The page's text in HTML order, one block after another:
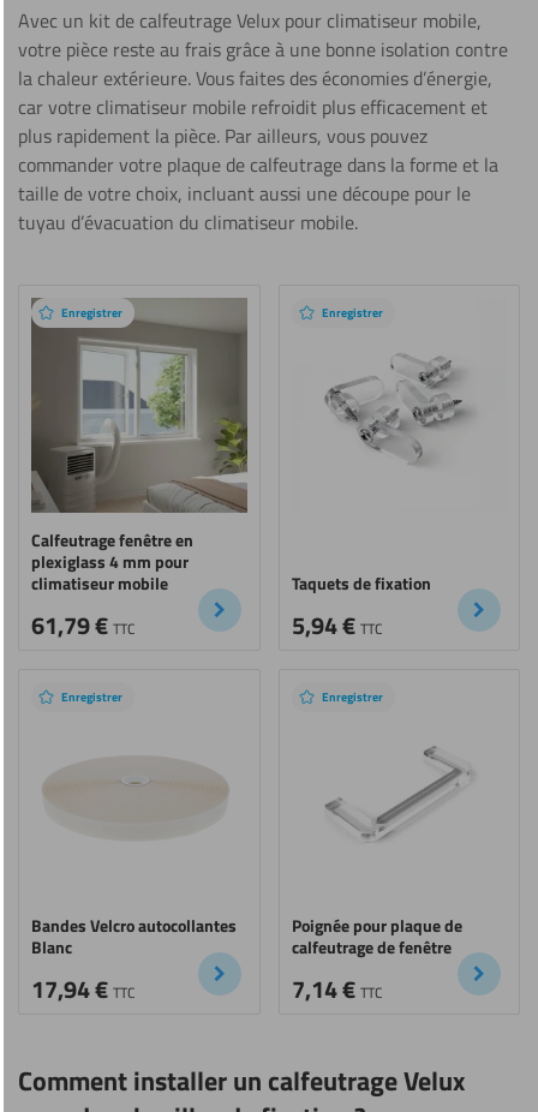
Avec un kit de calfeutrage Velux pour climatiseur mobile,
votre pièce reste au frais grâce à une bonne isolation contre
la chaleur extérieure. Vous faites des économies d’énergie,
car votre climatiseur mobile refroidit plus efficacement et
plus rapidement la pièce. Par ailleurs, vous pouvez
commander votre plaque de calfeutrage dans la forme et la
taille de votre choix, incluant aussi une découpe pour le
tuyau d’évacuation du climatiseur mobile.
recommandés
Enregistrer
Calfeutrage fenêtre en
plexiglass 4 mm pour
climatiseur mobile
61,79€ TTC
Enregistrer
Taquets de fixation
5,94€ TTC
Enregistrer
Bandes Velcro autocollantes
Blanc
17,94€ TTC
Enregistrer
Poignée pour plaque de
calfeutrage de fenêtre
7,14€ TTC
Comment installer un calfeutrage Velux